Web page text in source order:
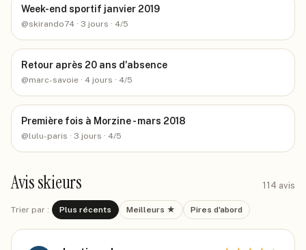
Week-end sportif janvier 2019
@skirando74 · 3 jours · 4/5
Retour après 20 ans d'absence
@marc-savoie · 4 jours · 4/5
Première fois à Morzine - mars 2018
@lulu-paris · 3 jours · 4/5
Avis skieurs 114 avis
Trier par : Plus récents Meilleurs ★ Pires d'abord